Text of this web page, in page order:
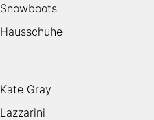
Snowboots
Hausschuhe
Kate Gray
Lazzarini